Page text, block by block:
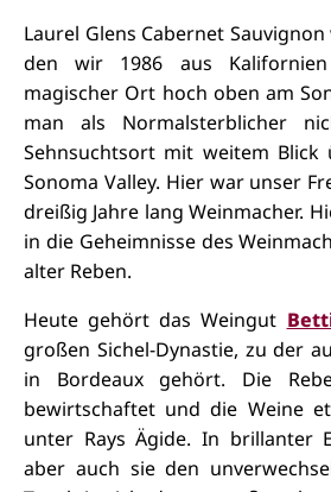
Laurel Glens Cabernet
den wir 1986 aus Kalifornien
magischer Ort hoch oben am
man als Normalsterblicher
Sehnsuchtsort mit weitem Blick
Sonoma Valley. Hier war unser
dreißig Jahre lang Weinmacher.
in die Geheimnissedes W
alter Reben.
Heute gehört das Weingut
großen Sichel-Dynastie, zu der
in Bordeaux gehört. Die
bewirtschaftet und die Weine
unter Rays Ägide. In brillanter
aber auch sie den